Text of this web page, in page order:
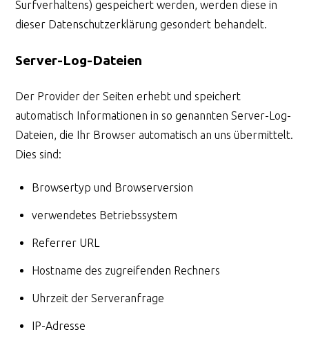
Surfverhaltens) gespeichert werden, werden diese in
dieser Datenschutzerklärung gesondert behandelt.
Server-Log-Dateien
Der Provider der Seiten erhebt und speichert
automatisch Informationen in so genannten Server-Log-
Dateien, die Ihr Browser automatisch an uns übermittelt.
Dies sind:
Browsertyp und Browserversion
verwendetes Betriebssystem
Referrer URL
Hostname des zugreifenden Rechners
Uhrzeit der Serveranfrage
IP-Adresse